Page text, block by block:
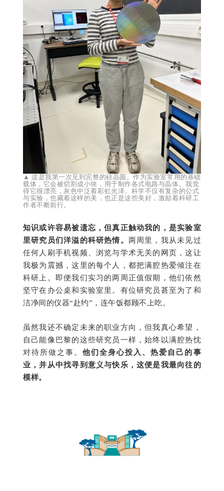
▲这是我第一次见到完整的硅晶圆。作为实验室常用的基础
载体，它会被切割成小块，用于制作各式电路与晶体。我觉
得它很漂亮，灰色中泛着彩虹光泽。科学不仅有复杂的公式
与实验，也藏着这样的美，也正是这些美好，激励着科研工
作者不断前行。
知识或许容易被遗忘，但真正触动我的，是实验室
里研究员们洋溢的科研热情。 两周里，我从未见过
任何人刷手机视频、浏览与学术无关的网页，这让
我极为震撼，这里的每个人，都把满腔热爱倾注在
科研上。即便我们实习的两周正值假期，他们依然
坚守在办公桌和实验室里。有位研究员甚至为了和
洁净间的仪器“赴约”，连午饭都顾不上吃。
虽然我还不确定未来的职业方向，但我真心希望，
自己能像巴黎的这些研究员一样，始终以满腔热忱
对待所做之事。他们全身心投入、热爱自己的事
业，并从中找寻到意义与快乐，这便是我最向往的
模样。